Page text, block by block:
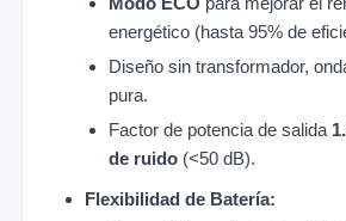
energético (hasta 95% de
Diseño sin transformador,
pura.
Factor de potencia de salida
de ruido(<50 dB).
Flexibilidad de Batería: